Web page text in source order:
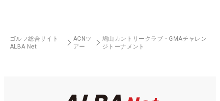
ゴルフ総合サイト
ALBA Net
ACNツ
アー
鳩山カントリークラブ・GMAチャレン
ジトーナメント